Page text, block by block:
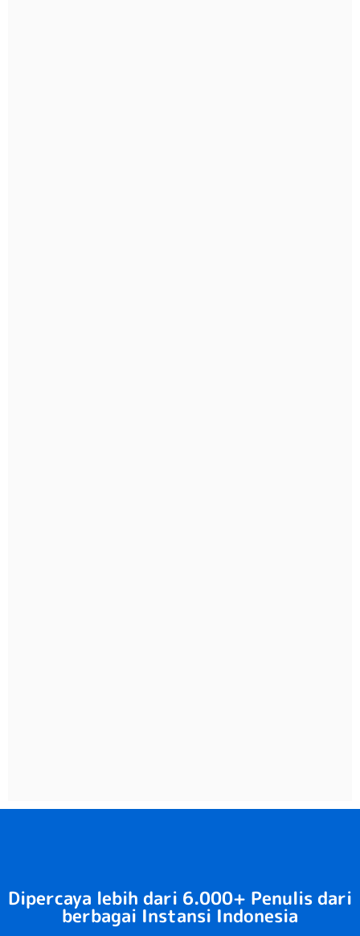
Dipercaya lebih dari 6.000+ Penulis dari
berbagai Instansi Indonesia